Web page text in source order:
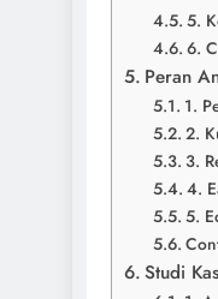
5.
6.
Peran
1.
2.
3.
4.
5.
Studi